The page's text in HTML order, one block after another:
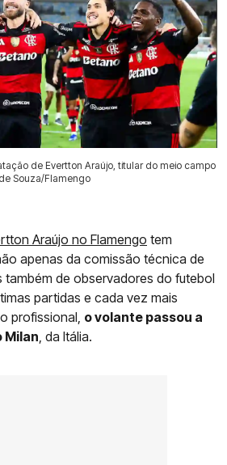
de Evertton Araújo, titular do meio campo
Souza/Flamengo
Araújo no Flamengo tem
apenas da comissão técnica de
também de observadores do futebol
partidas e cada vez mais
profissional, o volante passou a
Milan , da Itália.